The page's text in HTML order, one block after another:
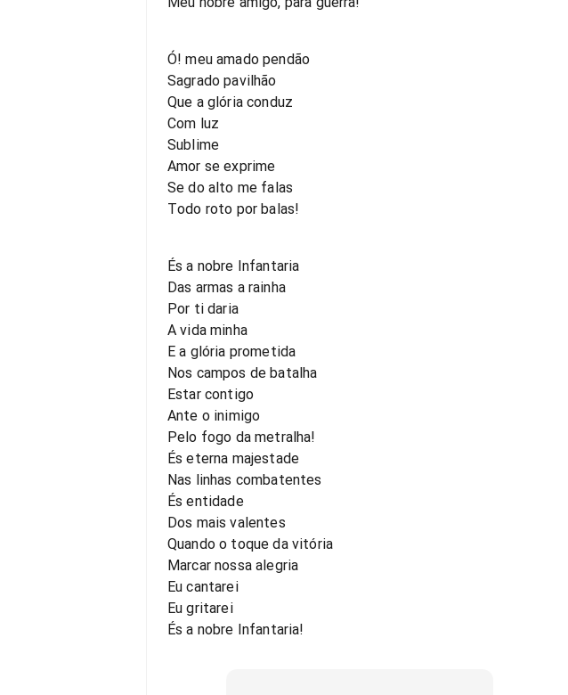
Ó! meu amado pendão
Sagrado pavilhão
Que a glória conduz
Com luz
Sublime
Amor se exprime
Se do alto me falas
Todo roto por balas!
És a nobre Infantaria
Das armas a rainha
Por ti daria
A vida minha
E a glória prometida
Nos campos de batalha
Estar contigo
Ante o inimigo
Pelo fogo da metralha!
És eterna majestade
Nas linhas combatentes
És entidade
Dos mais valentes
Quando o toque da vitória
Marcar nossa alegria
Eu cantarei
Eu gritarei
És a nobre Infantaria!